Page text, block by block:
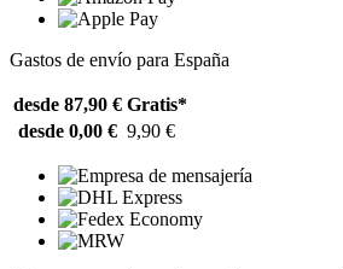
Gastos de envío para España
desde 87,90 € Gratis*
desde 0,00 € 9,90 €